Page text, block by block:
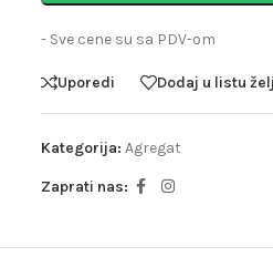
- Sve cene su sa PDV-om
Uporedi Dodaj u listu
Kategorija: Agregat
Zaprati nas: